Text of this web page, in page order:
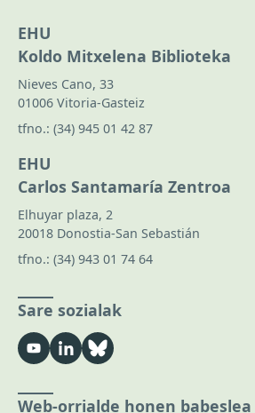
EHU
Koldo Mitxelena Biblioteka
Nieves Cano, 33
01006 Vitoria-Gasteiz
tfno.: (34) 945 01 42 87
EHU
Carlos Santamaría Zentroa
Elhuyar plaza, 2
20018 Donostia-San Sebastián
tfno.: (34) 943 01 74 64
Sare sozialak
Web-orrialde honen babeslea